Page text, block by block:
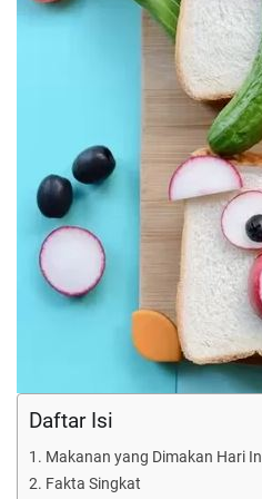
Daftar Isi
Makanan yang Dimakan Hari
Fakta Singkat